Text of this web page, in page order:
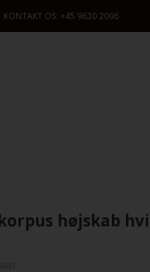
KONTAKT OS: +45 9630 2096
højskab